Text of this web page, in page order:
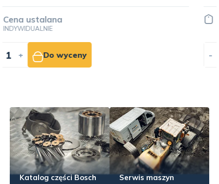
Cena ustalana
INDYWIDUALNIE
+ Do wyceny
Katalog części Bosch
Serwis maszyn